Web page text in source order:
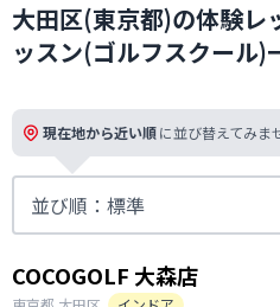
大田区(東京都)の体験レ
ッスン(ゴルフスクール)
現在地から近い順に並び替えてみま
COCOGOLF 大森店